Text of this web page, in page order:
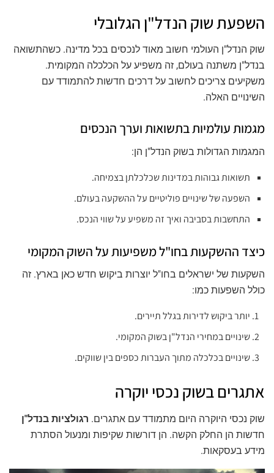
השפעת שוק הנדל"ן הגלובלי
שוק הנדל"ן העולמי חשוב מאוד לנכסים בכל מדינה. כשהתשואה
בנדל"ן משתנה בעולם, זה משפיע על הכלכלה המקומית.
משקיעים צריכים לחשוב על דרכים חדשות להתמודד עם
השינויים האלה.
מגמות עולמיות בתשואות וערך הנכסים
המגמות הגדולות בשוק הנדל"ן הן:
תשואות גבוהות במדינות שכלכלתן בצמיחה.
השפעה של שינויים פוליטיים על ההשקעה בעולם.
התחשבות בסביבה ואיך זה משפיע על שווי הנכס.
כיצד ההשקעות בחו"ל משפיעות על השוק המקומי
השקעות של ישראלים בחו"ל יוצרות ביקוש חדש כאן בארץ. זה
כולל השפעות כמו:
יותר ביקוש לדירות בגלל תיירים.
שינויים במחירי הנדל"ן בשוק המקומי.
שינויים בכלכלה מתוך העברות כספים בין שווקים.
אתגרים בשוק נכסי יוקרה
שוק נכסי היוקרה היום מתמודד עם אתגרים. רגולציות בנדל"ן
חדשות הן החלק הקשה. הן דורשות שקיפות ומנעול הסתרת
מידע בעסקאות.